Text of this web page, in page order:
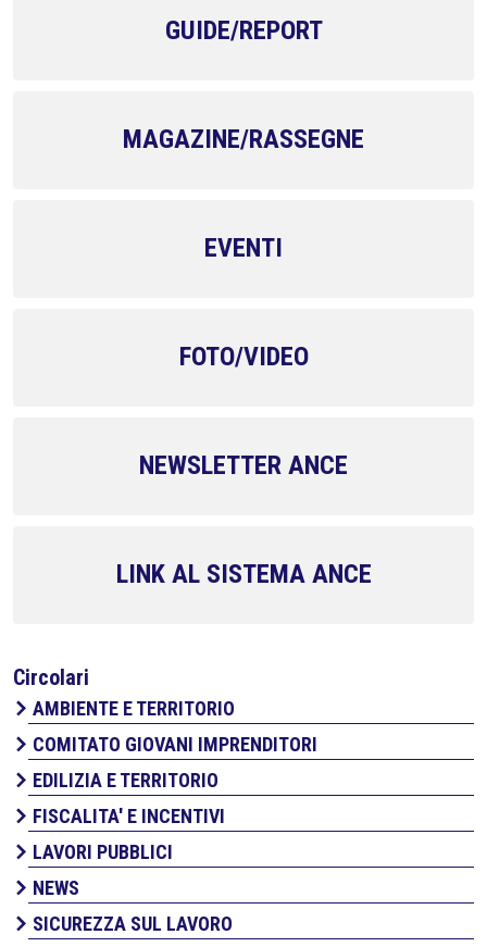
GUIDE/REPORT
MAGAZINE/RASSEGNE
EVENTI
FOTO/VIDEO
NEWSLETTER ANCE
LINK AL SISTEMA ANCE
Circolari
AMBIENTE E TERRITORIO
COMITATO GIOVANI IMPRENDITORI
EDILIZIA E TERRITORIO
FISCALITA' E INCENTIVI
LAVORI PUBBLICI
NEWS
SICUREZZA SUL LAVORO